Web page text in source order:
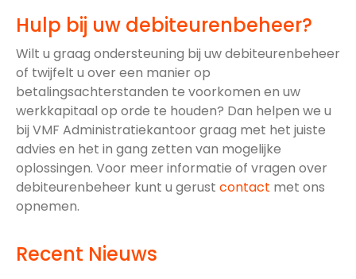
Hulp bij uw debiteurenbeheer?
Wilt u graag ondersteuning bij uw debiteurenbeheer
of twijfelt u over een manier op
betalingsachterstanden te voorkomen en uw
werkkapitaal op orde te houden? Dan helpen we u
bij VMF Administratiekantoor graag met het juiste
advies en het in gang zetten van mogelijke
oplossingen. Voor meer informatie of vragen over
debiteurenbeheer kunt u gerust contact met ons
opnemen.
Recent Nieuws